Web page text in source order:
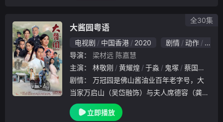
大酱园粤语
电视剧 中国香港 2020 剧情 动作
爱情
导演：
梁材远 陈嘉慧
主演：
林敬刚 黄耀煌 于淼 鬼塚 蔡国庆
剧情：
当家万启山（吴岱融饰）与夫人席德容（龚慈
恩饰）坚持「传男不传女，传內不传外」的宗
旨，可是一宗毒酱油事故，使他不得不答应让
立即播放
全30集